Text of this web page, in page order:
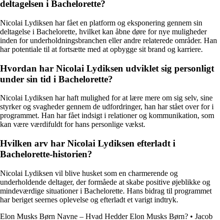
deltagelsen i Bachelorette?
Nicolai Lydiksen har fået en platform og eksponering gennem sin
deltagelse i Bachelorette, hvilket kan åbne døre for nye muligheder
inden for underholdningsbranchen eller andre relaterede områder. Han
har potentiale til at fortsætte med at opbygge sit brand og karriere.
Hvordan har Nicolai Lydiksen udviklet sig personligt
under sin tid i Bachelorette?
Nicolai Lydiksen har haft mulighed for at lære mere om sig selv, sine
styrker og svagheder gennem de udfordringer, han har stået over for i
programmet. Han har fået indsigt i relationer og kommunikation, som
kan være værdifuldt for hans personlige vækst.
Hvilken arv har Nicolai Lydiksen efterladt i
Bachelorette-historien?
Nicolai Lydiksen vil blive husket som en charmerende og
underholdende deltager, der formåede at skabe positive øjeblikke og
mindeværdige situationer i Bachelorette. Hans bidrag til programmet
har beriget seernes oplevelse og efterladt et varigt indtryk.
Elon Musks Børn Navne – Hvad Hedder Elon Musks Børn? • Jacob